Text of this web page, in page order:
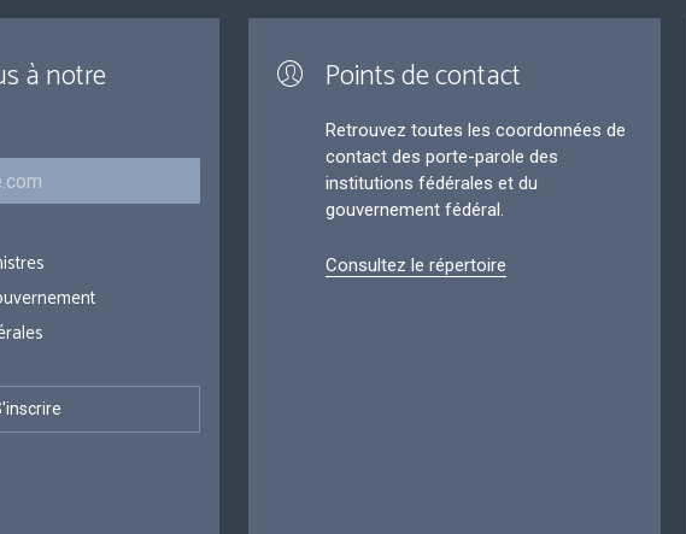
à notre
Points de contact
Retrouvez toutes les coordonnées de
contact des porte-parole des
institutions fédérales et du
gouvernement fédéral.
Consultez le répertoire